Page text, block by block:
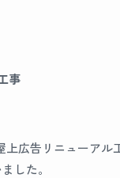
事
広告リニューアル
した。